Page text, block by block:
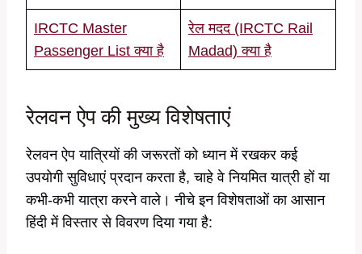
IRCTC Master
Passenger List क्या है
रेल मदद (IRCTC Rail
Madad) क्या है
रेलवन ऐप की मुख्य विशेषताएं
रेलवन ऐप यात्रियों की जरूरतों को ध्यान में रखकर कई
उपयोगी सुविधाएं प्रदान करता है, चाहे वे नियमित यात्री हों या
कभी-कभी यात्रा करने वाले। नीचे इन विशेषताओं का आसान
हिंदी में विस्तार से विवरण दिया गया है: